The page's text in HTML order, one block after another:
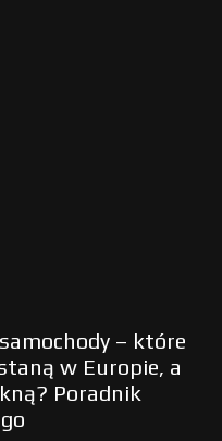
– które
w Europie, a
Poradnik